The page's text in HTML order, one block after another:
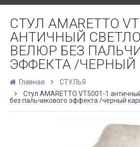
СТУЛ AMARETTO
АНТИЧНЫЙ
ВЕЛЮР БЕЗ
ЭФФЕКТА /ЧЕРНЫЙ
Главная
СТУЛЬЯ
Стул AMARETTO VT5001-1
без пальчикового эффекта /черный